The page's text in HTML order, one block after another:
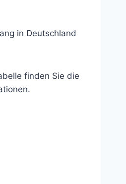
in Deutschland
finden Sie die